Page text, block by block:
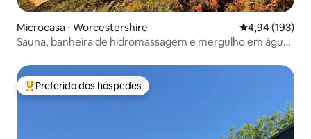
Microcasa ⋅ Worcestershire 4,94 de uma
4,94 (193)
Sauna, banheira de hidromassagem e mergulho em água
Entre os melhores preferidos dos hóspedes
Preferido dos hóspedes